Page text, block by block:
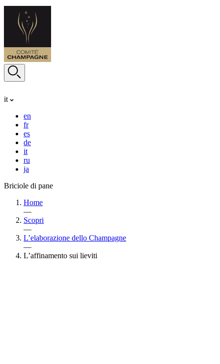
it
en
fr
es
de
it
ru
ja
Briciole di pane
Home
—
Scopri
—
L’elaborazione dello Champagne
—
L’affinamento sui lieviti